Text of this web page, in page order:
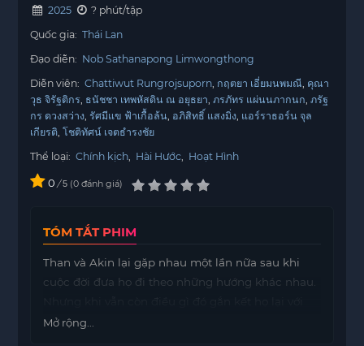
2025
? phút/tập
Quốc gia: Thái Lan
Đạo diễn: Nob Sathanapong Limwongthong
Diễn viên: Chattiwut Rungrojsuporn กฤตยา เอี่ยมนพมณี คุณา
วุธ จิรัฐติกร ธนัชชา เทพหัสดิน ณ อยุธยา ภรภัทร แผ่นนภากนก ภรัฐ
กร ดวงสว่าง รัศมีแข ฟ้าเกื้อล้น อภิสิทธิ์ แสงมิ่ง แอร์ราธอร์น จุล
เกียรติ โชติทัศน์ เจตธำรงชัย
Thể loại: Chính kịch Hài Hước Hoạt Hình
0 / 5 0 đánh giá
TÓM TẮT PHIM
Than và Akin lại gặp nhau một lần nữa sau khi
cuộc đời đưa họ đi theo những hướng khác nhau.
nhau, những cảm xúc cũ bất ngờ trỗi dậy. Lần
Mở rộng...